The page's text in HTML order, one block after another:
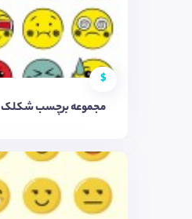
$
مجموعه برچسب شکلک